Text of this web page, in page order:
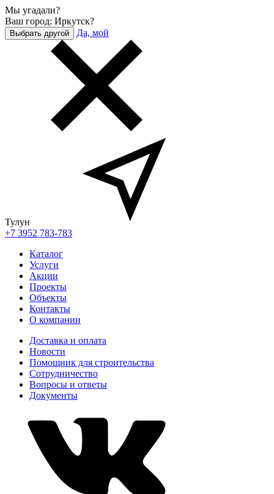
Мы угадали?
Ваш город: Иркутск?
Выбрать другой Да, мой
Тулун
+7 3952 783-783
Каталог
Услуги
Акции
Проекты
Объекты
Контакты
О компании
Доставка и оплата
Новости
Помощник для строительства
Сотрудничество
Вопросы и ответы
Документы